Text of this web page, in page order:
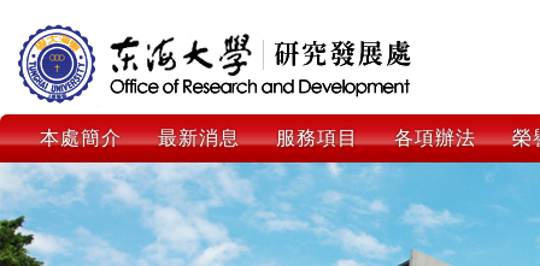
本處簡介 最新消息 服務項目 各項辦法 榮